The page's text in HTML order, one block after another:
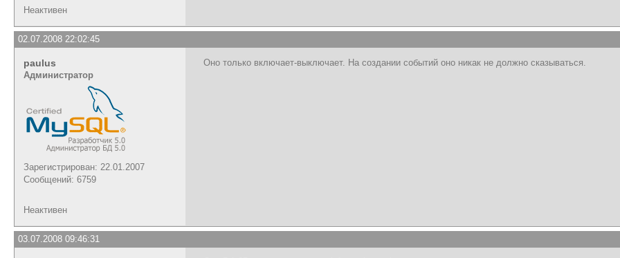
Неактивен
02.07.2008 22:02:45
paulus
Администратор
Зарегистрирован: 22.01.2007
Сообщений: 6759
Оно только включает-выключает. На создании событий оно никак не должно сказываться.
Неактивен
03.07.2008 09:46:31